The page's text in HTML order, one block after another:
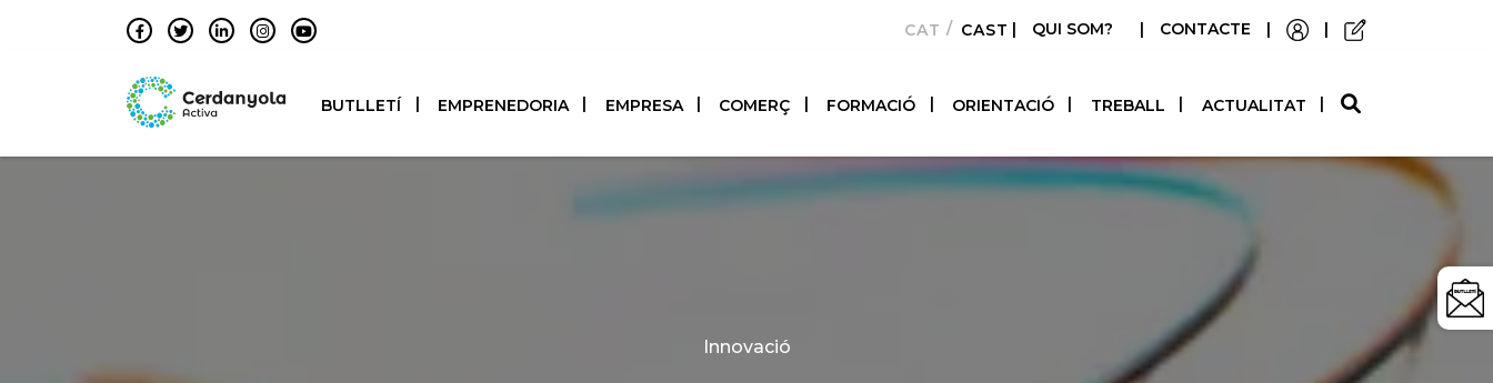
CATALÀCASTELLANO
| QUI SOM? | CONTACTE | |
BUTLLETÍ EMPRENEDORIA EMPRESA COMERÇ FORMACIÓ ORIENTACIÓ TREBALL ACTUALITAT
Categories
Innovació